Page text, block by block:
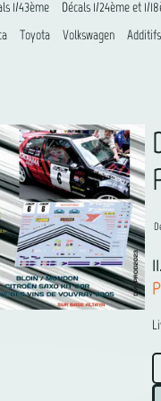
1/43ème Décals 1/24ème et 1/
Toyota Volkswagen Additifs